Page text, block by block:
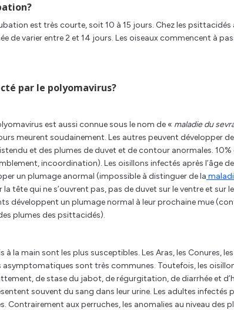
est très courte, soit 10 à 15 jours. Chez les psittacidés
de varier entre 2 et 14 jours. Les oiseaux commencent à
par le polyomavirus?
est aussi connue sous le nom de « maladie du
meurent soudainement. Les autres peuvent développer
et des plumes de duvet et de contour anormales.
incoordination). Les oisillons infectés après l’âge
un plumage anormal (impossible à distinguer de la
tête qui ne s’ouvrent pas, pas de duvet sur le ventre et sur
développent un plumage normal à leur prochaine mue
plumes des psittacidés).
à la main sont les plus susceptibles. Les Aras, les Conures,
asymptomatiques sont très communes. Toutefois, les
de stase du jabot, de régurgitation, de diarrhée et
souvent du sang dans leur urine. Les adultes infectés
Contrairement aux perruches, les anomalies au niveau des